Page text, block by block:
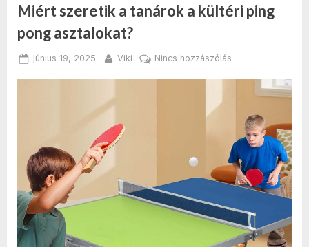
Hónap:
2025
június
Miért szeretik a tanárok a kültéri ping
pong asztalokat?
Posted
június 19, 2025 By
Viki Nincs hozzászólás
szeretik
tanárok
kültéri
ping
pong
asztalokat?
bejegyzéshez